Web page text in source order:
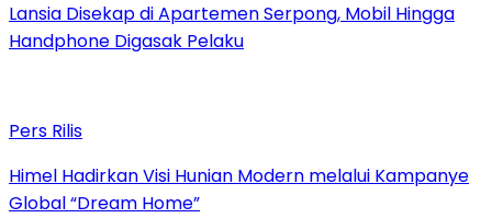
Lansia Disekap di Apartemen Serpong, Mobil Hingga
Handphone Digasak Pelaku
Pers Rilis
Himel Hadirkan Visi Hunian Modern melalui Kampanye
Global “Dream Home”